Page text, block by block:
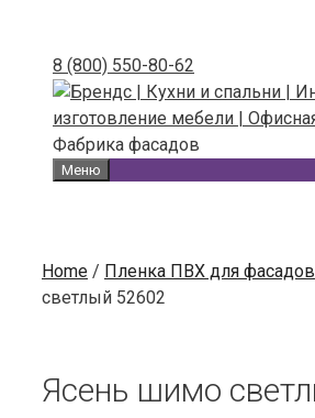
content8 (800) 550-80-62
Фабрика фасадов
Меню
Home / Пленка ПВХ для фасадов
светлый 52602
Ясень шимо